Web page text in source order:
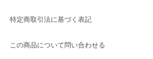
特定商取引法に基づく表記
この商品について問い合わせる